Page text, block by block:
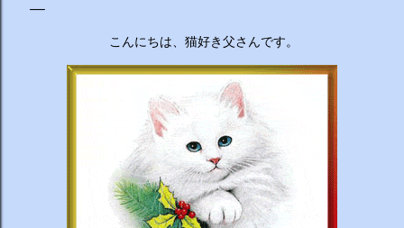
ウンサー）【学級委員長】バカリズム 【学友】伊沢拓司
【ゲスト学友】名取裕子 島崎和歌子 宮世琉弥 伊集院光
【講師】小田原雅人 東京医科大学病院客員教授 加
藤俊徳 加藤プラチナクリニック院長 脳の学校 代
表 森谷敏夫 京都大学名誉教授 郷間光正
運動器認定理学療法士 ◇おしらせ ※２０：２５〜２
０：２８は「私の幸福時間」を放送いたします ☆番組ＨＰ
https://www.tv-asahi.co.jp/imadesho/ この番組は、テレ
ビ朝日が選んだ『青少年に見てもらいたい番組』です。 体重
に関する10の疑問について、身体の仕組みや心理的なアプロ
ーチから分かりやすくお答えします！ 🥦 1. 人はなぜ太るの
こんにちは、猫好き父さんです。